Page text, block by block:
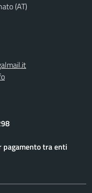
(AT)
pagamento tra enti